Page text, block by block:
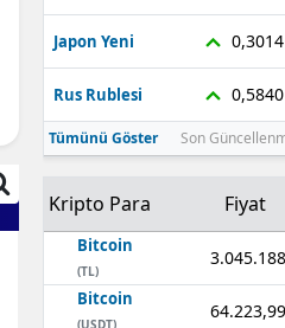
Japon Yeni 0,3014
Rus Rublesi 0,5840
Tümünü Göster Son
Kripto Para Fiyat
Bitcoin
(TL)
3.045.188
Bitcoin
(USDT)
64.223,99